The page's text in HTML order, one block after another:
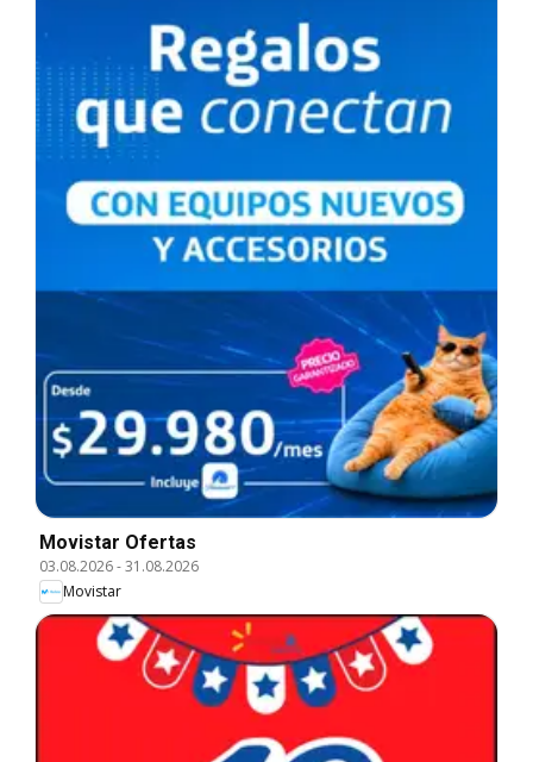
Movistar Ofertas
03.08.2026-31.08.2026
Movistar